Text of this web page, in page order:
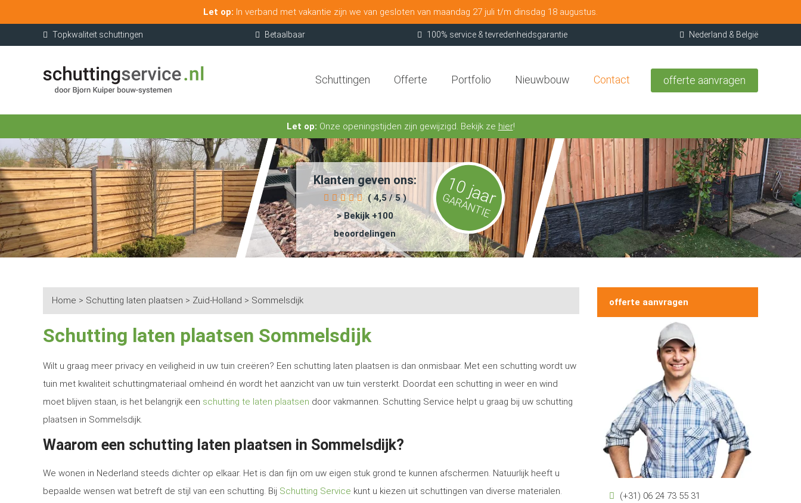
Let op: In verband met vakantie zijn we van gesloten van maandag 27 juli t/m dinsdag 18 augustus.
Topkwaliteit schuttingen Betaalbaar 100% service & tevredenheidsgarantie Nederland & België
Schuttingen Offerte Portfolio Nieuwbouw Contact offerte aanvragen
Let op: Onze openingstijden zijn gewijzigd. Bekijk ze hier!
Klanten geven ons:
( 4,5 / 5 )
> Bekijk +100
beoordelingen
10 jaar
GARANTIE
Home > Schutting laten plaatsen > Zuid-Holland > Sommelsdijk
Schutting laten plaatsen Sommelsdijk
Wilt u graag meer privacy en veiligheid in uw tuin creëren? Een schutting laten plaatsen is dan onmisbaar. Met een schutting wordt uw
tuin met kwaliteit schuttingmateriaal omheind én wordt het aanzicht van uw tuin versterkt. Doordat een schutting in weer en wind
moet blijven staan, is het belangrijk een schutting te laten plaatsen door vakmannen. Schutting Service helpt u graag bij uw schutting
plaatsen in Sommelsdijk.
Waarom een schutting laten plaatsen in Sommelsdijk?
We wonen in Nederland steeds dichter op elkaar. Het is dan fijn om uw eigen stuk grond te kunnen afschermen. Natuurlijk heeft u
bepaalde wensen wat betreft de stijl van een schutting. Bij Schutting Service kunt u kiezen uit schuttingen van diverse materialen.
offerte aanvragen
(+31) 06 24 73 55 31